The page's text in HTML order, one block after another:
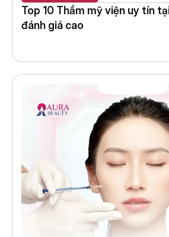
Top 10 Thẩm mỹ viện uy tín
đánh giá cao